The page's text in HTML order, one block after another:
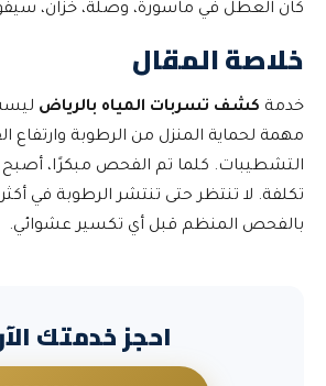
كان العطل في ماسورة، وصلة، خزان،
خلاصة المقال
خدمة كشف تسربات المياه بالرياض
مهمة لحماية المنزل من الرطوبة وارتفاع
التشطيبات. كلما تم الفحص مبكرًا،
تكلفة. لا تنتظر حتى تنتشر الرطوبة في
بالفحص المنظم قبل أي تكسير عشوائي.
احجز خدمتك